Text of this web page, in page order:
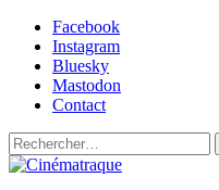
Skip
content
Facebook
Instagram
Bluesky
Mastodon
Contact
Rechercher :